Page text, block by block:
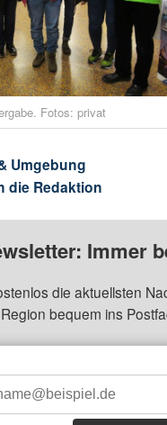
Fotos: privat
Umgebung
die Redaktion
Immer
die aktuellsten
bequem ins